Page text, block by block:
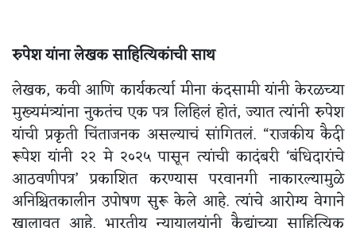
रुपेश यांना लेखक साहित्यिकांची साथ
लेखक, कवी आणि कार्यकर्त्या मीना कंदसामी यांनी केरळच्या
मुख्यमंत्र्यांना नुकतंच एक पत्र लिहिलं होतं, ज्यात त्यांनी रुपेश
यांची प्रकृती चिंताजनक असल्याचं सांगितलं. “राजकीय कैदी
रूपेश यांनी २२ मे २०२५ पासून त्यांची कादंबरी ‘बंधिदारांचे
आठवणीपत्र’ प्रकाशित करण्यास परवानगी नाकारल्यामुळे
अनिश्चितकालीन उपोषण सुरू केले आहे. त्यांचे आरोग्य वेगाने